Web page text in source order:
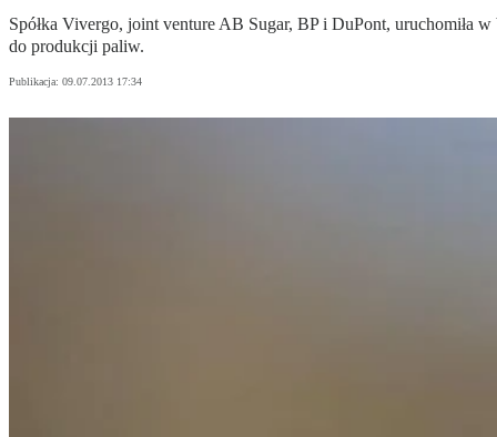
Spółka Vivergo, joint venture AB Sugar, BP i DuPont, uruchomiła
do produkcji paliw.
Publikacja: 09.07.2013 17:34